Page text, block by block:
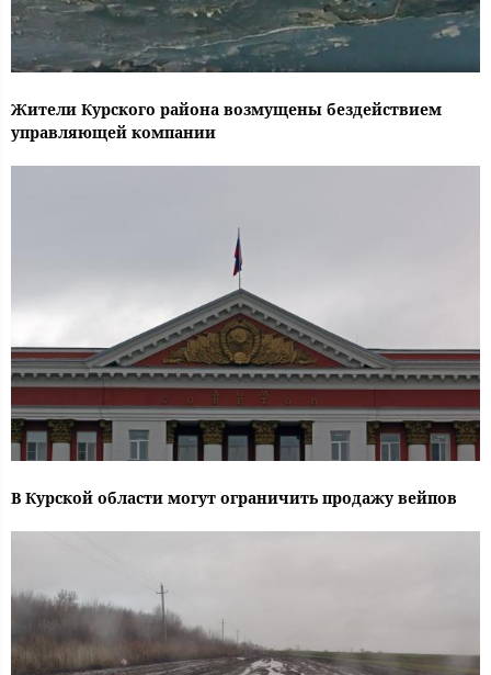
Жители Курского района возмущены бездействием
управляющей компании
В Курской области могут ограничить продажу вейпов